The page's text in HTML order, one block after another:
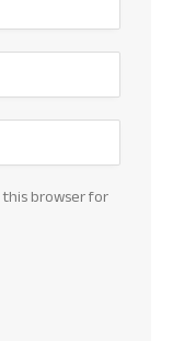
this browser for